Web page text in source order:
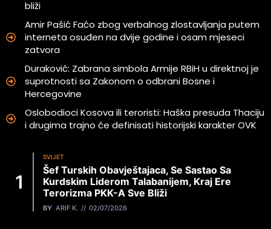
bliži
Amir Pašić Faćo zbog verbalnog zlostavljanja putem
interneta osuđen na dvije godine i osam mjeseci
zatvora
Duraković: Zabrana simbola Armije RBiH u direktnoj je
suprotnosti sa Zakonom o odbrani Bosne i
Hercegovine
Oslobodioci Kosova ili teroristi: Haška presuda Thaciju
i drugima trajno će definisati historijski karakter OVK
SVIJET
Šef Turskih Obavještajaca, Se Sastao Sa
Kurdskim Liderom Talabanijem, Kraj Ere
Terorizma PKK-A Sve Bliži
BY ARIF K. 02/07/2026